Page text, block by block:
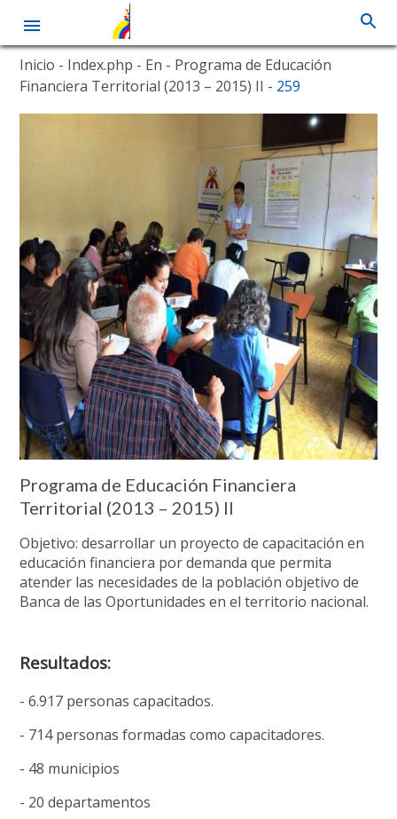
Skip
main
content
Inicio - Index.php - En - Programa de Educación
Financiera Territorial (2013 – 2015) II - 259
Programa de Educación Financiera
Territorial (2013 – 2015) II
Objetivo: desarrollar un proyecto de capacitación en
educación financiera por demanda que permita
atender las necesidades de la población objetivo de
Banca de las Oportunidades en el territorio nacional.
Resultados:
- 6.917 personas capacitados.
- 714 personas formadas como capacitadores.
- 48 municipios
- 20 departamentos